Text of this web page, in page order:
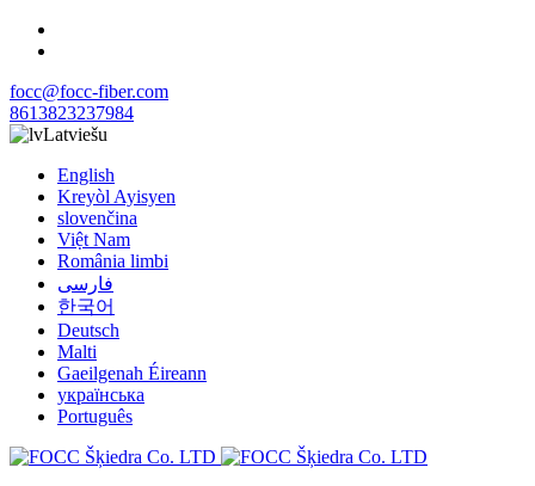
focc@focc-fiber.com
8613823237984
Latviešu
English
Kreyòl Ayisyen
slovenčina
Việt Nam
România limbi
فارسی
한국어
Deutsch
Malti
Gaeilgenah Éireann
українська
Português